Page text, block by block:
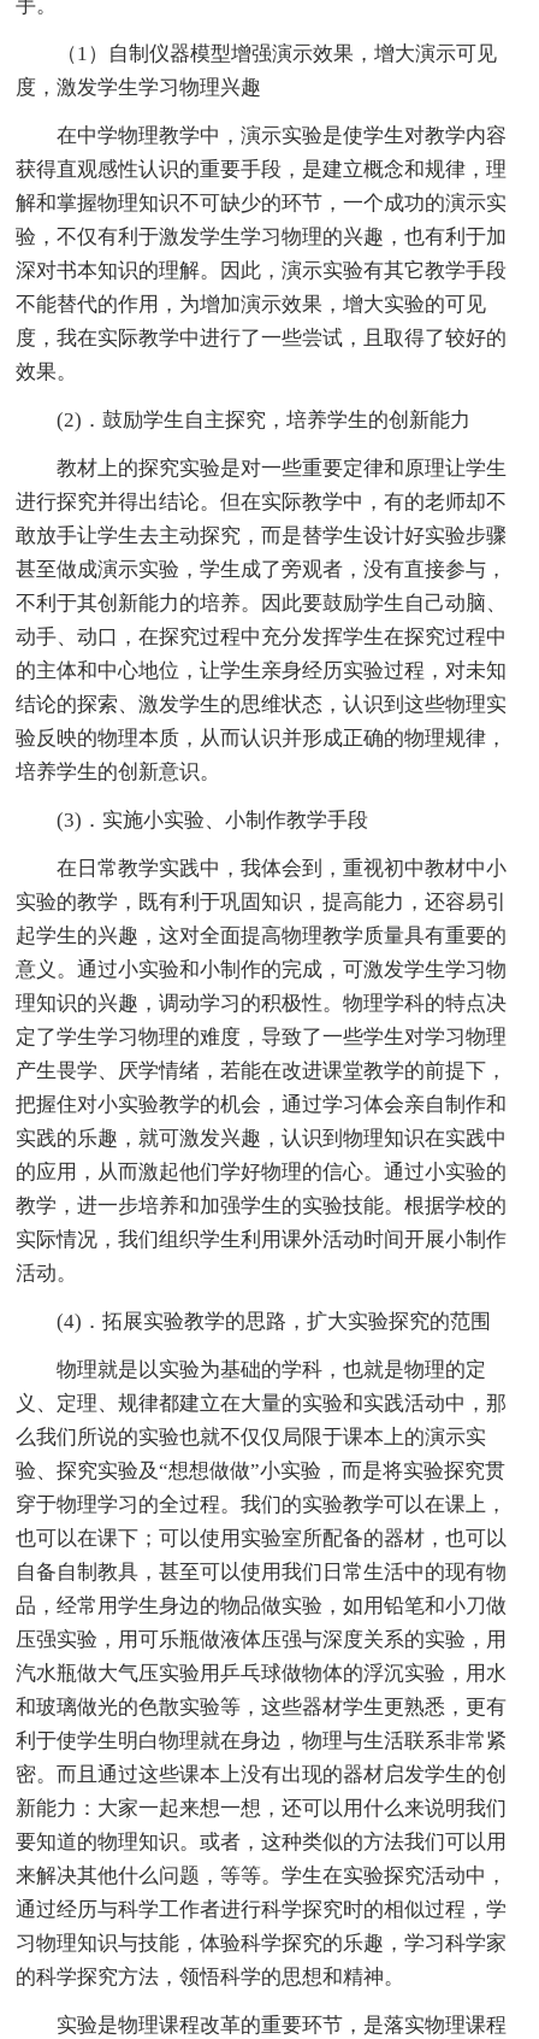
手。
（1）自制仪器模型增强演示效果，增大演示可见
度，激发学生学习物理兴趣
在中学物理教学中，演示实验是使学生对教学内容
获得直观感性认识的重要手段，是建立概念和规律，理
解和掌握物理知识不可缺少的环节，一个成功的演示实
验，不仅有利于激发学生学习物理的兴趣，也有利于加
深对书本知识的理解。因此，演示实验有其它教学手段
不能替代的作用，为增加演示效果，增大实验的可见
度，我在实际教学中进行了一些尝试，且取得了较好的
效果。
(2)．鼓励学生自主探究，培养学生的创新能力
教材上的探究实验是对一些重要定律和原理让学生
进行探究并得出结论。但在实际教学中，有的老师却不
敢放手让学生去主动探究，而是替学生设计好实验步骤
甚至做成演示实验，学生成了旁观者，没有直接参与，
不利于其创新能力的培养。因此要鼓励学生自己动脑、
动手、动口，在探究过程中充分发挥学生在探究过程中
的主体和中心地位，让学生亲身经历实验过程，对未知
结论的探索、激发学生的思维状态，认识到这些物理实
验反映的物理本质，从而认识并形成正确的物理规律，
培养学生的创新意识。
(3)．实施小实验、小制作教学手段
在日常教学实践中，我体会到，重视初中教材中小
实验的教学，既有利于巩固知识，提高能力，还容易引
起学生的兴趣，这对全面提高物理教学质量具有重要的
意义。通过小实验和小制作的完成，可激发学生学习物
理知识的兴趣，调动学习的积极性。物理学科的特点决
定了学生学习物理的难度，导致了一些学生对学习物理
产生畏学、厌学情绪，若能在改进课堂教学的前提下，
把握住对小实验教学的机会，通过学习体会亲自制作和
实践的乐趣，就可激发兴趣，认识到物理知识在实践中
的应用，从而激起他们学好物理的信心。通过小实验的
教学，进一步培养和加强学生的实验技能。根据学校的
实际情况，我们组织学生利用课外活动时间开展小制作
活动。
(4)．拓展实验教学的思路，扩大实验探究的范围
物理就是以实验为基础的学科，也就是物理的定
义、定理、规律都建立在大量的实验和实践活动中，那
么我们所说的实验也就不仅仅局限于课本上的演示实
验、探究实验及“想想做做”小实验，而是将实验探究贯
穿于物理学习的全过程。我们的实验教学可以在课上，
也可以在课下；可以使用实验室所配备的器材，也可以
自备自制教具，甚至可以使用我们日常生活中的现有物
品，经常用学生身边的物品做实验，如用铅笔和小刀做
压强实验，用可乐瓶做液体压强与深度关系的实验，用
汽水瓶做大气压实验用乒乓球做物体的浮沉实验，用水
和玻璃做光的色散实验等，这些器材学生更熟悉，更有
利于使学生明白物理就在身边，物理与生活联系非常紧
密。而且通过这些课本上没有出现的器材启发学生的创
新能力：大家一起来想一想，还可以用什么来说明我们
要知道的物理知识。或者，这种类似的方法我们可以用
来解决其他什么问题，等等。学生在实验探究活动中，
通过经历与科学工作者进行科学探究时的相似过程，学
习物理知识与技能，体验科学探究的乐趣，学习科学家
的科学探究方法，领悟科学的思想和精神。
实验是物理课程改革的重要环节，是落实物理课程